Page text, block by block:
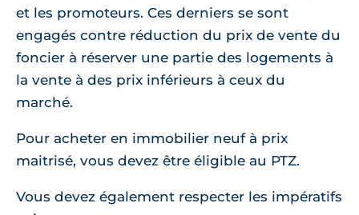
et les promoteurs. Ces derniers se sont
engagés contre réduction du prix de vente du
foncier à réserver une partie des logements à
la vente à des prix inférieurs à ceux du
marché.
Pour acheter en immobilier neuf à prix
maitrisé, vous devez être éligible au PTZ.
Vous devez également respecter les impératifs